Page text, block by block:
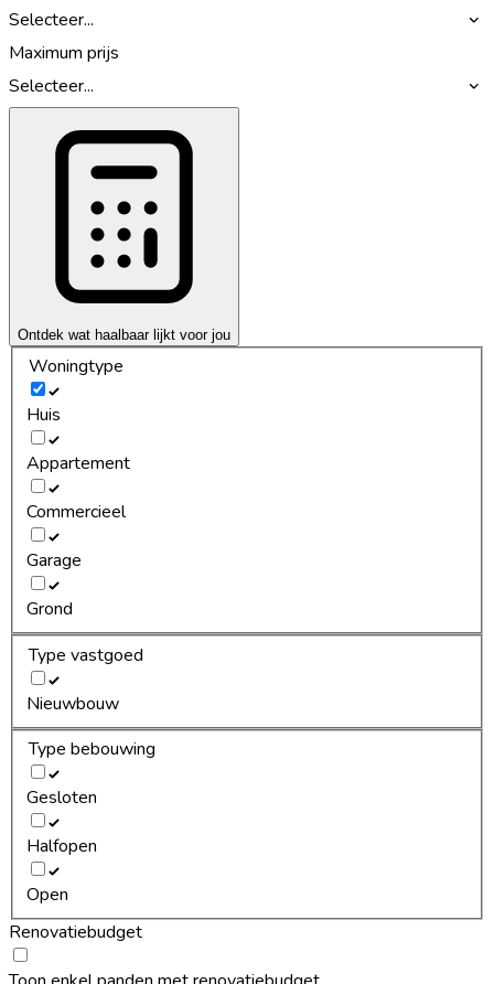
Selecteer...
Maximum prijs
Selecteer...
Ontdek wat haalbaar lijkt voor jou
Woningtype
Huis
Appartement
Commercieel
Garage
Grond
Type vastgoed
Nieuwbouw
Type bebouwing
Gesloten
Halfopen
Open
Renovatiebudget